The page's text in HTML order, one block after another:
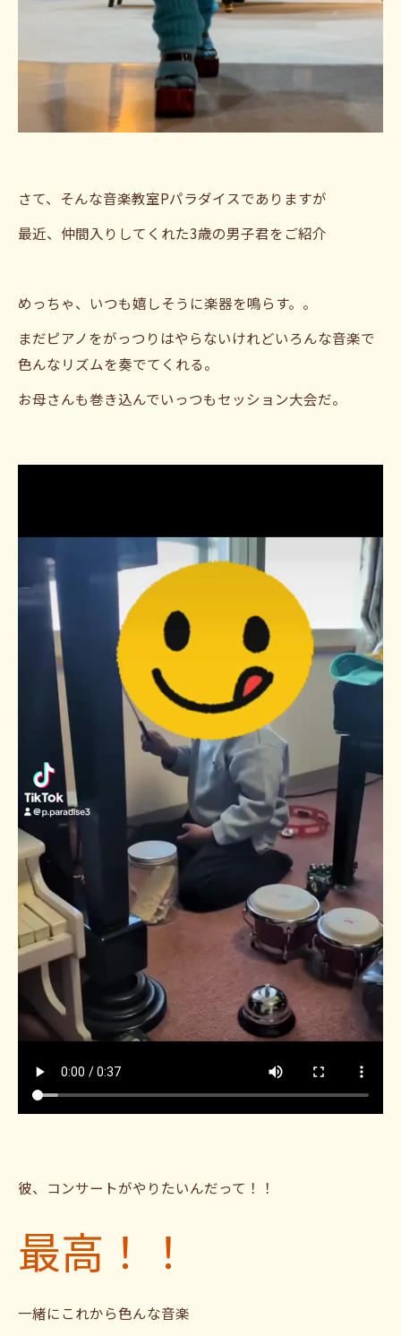
さて、そんな音楽教室Pパラダイスでありますが
最近、仲間入りしてくれた3歳の男子君をご紹介
めっちゃ、いつも嬉しそうに楽器を鳴らす。。
まだピアノをがっつりはやらないけれどいろんな音楽で
色んなリズムを奏でてくれる。
お母さんも巻き込んでいっつもセッション大会だ。
彼、コンサートがやりたいんだって！！
最高！！
一緒にこれから色んな音楽